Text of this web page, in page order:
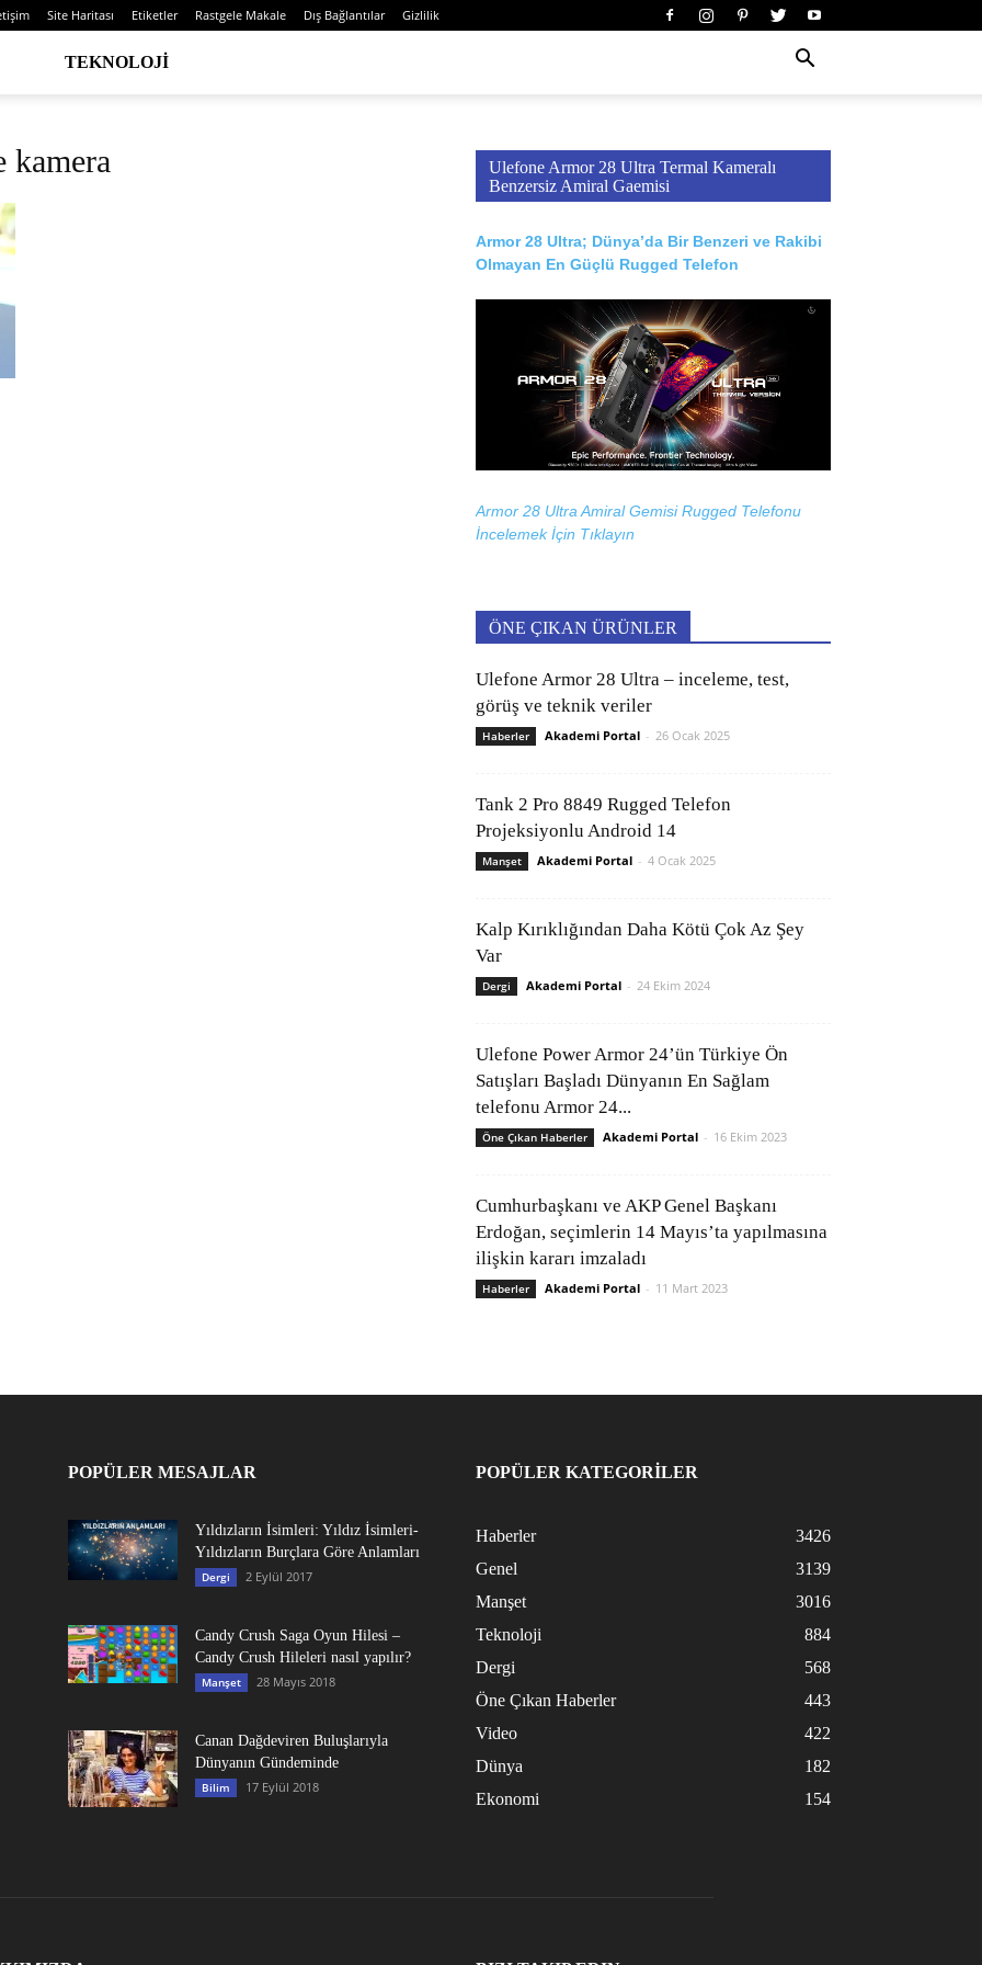
Site Haritası Etiketler Rastgele Makale Dış Bağlantılar Gizlilik
TEKNOLOJI
kamera
Ulefone Armor 28 Ultra Termal Kameralı
Benzersiz Amiral Gaemisi
Armor 28 Ultra; Dünya’da Bir Benzeri ve Rakibi
Olmayan En Güçlü Rugged Telefon
Armor 28 Ultra Amiral Gemisi Rugged Telefonu
İncelemek İçin Tıklayın
ÖNE ÇIKAN ÜRÜNLER
Ulefone Armor 28 Ultra – inceleme, test,
görüş ve teknik veriler
Haberler Akademi Portal - 26 Ocak 2025
Tank 2 Pro 8849 Rugged Telefon
Projeksiyonlu Android 14
Manşet Akademi Portal - 4 Ocak 2025
Kalp Kırıklığından Daha Kötü Çok Az Şey
Var
Dergi Akademi Portal - 24 Ekim 2024
Ulefone Power Armor 24’ün Türkiye Ön
Satışları Başladı Dünyanın En Sağlam
telefonu Armor 24...
Öne Çıkan Haberler Akademi Portal - 16 Ekim 2023
Cumhurbaşkanı ve AKP Genel Başkanı
Erdoğan, seçimlerin 14 Mayıs’ta yapılmasına
ilişkin kararı imzaladı
Haberler Akademi Portal - 11 Mart 2023
POPÜLER MESAJLAR
Yıldızların İsimleri: Yıldız İsimleri-
Yıldızların Burçlara Göre Anlamları
Dergi 2 Eylül 2017
Candy Crush Saga Oyun Hilesi –
Candy Crush Hileleri nasıl yapılır?
Manşet 28 Mayıs 2018
Canan Dağdeviren Buluşlarıyla
Dünyanın Gündeminde
Bilim 17 Eylül 2018
POPÜLER KATEGORİLER
Haberler
3426
Genel
3139
Manşet
3016
Teknoloji
884
Dergi
568
Öne Çıkan Haberler
443
Video
422
Dünya
182
Ekonomi
154